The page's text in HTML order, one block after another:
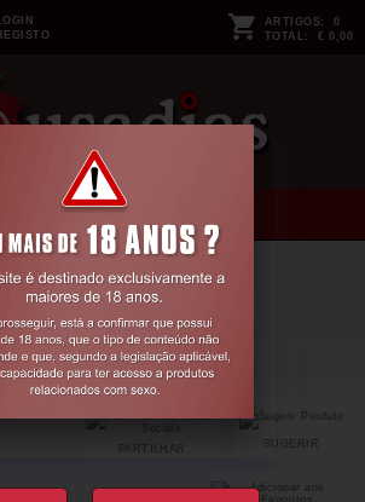
ARTIGOS: 0
TOTAL: € 0,00
VERMELHO ECO
SUGERIR
PARTILHAR